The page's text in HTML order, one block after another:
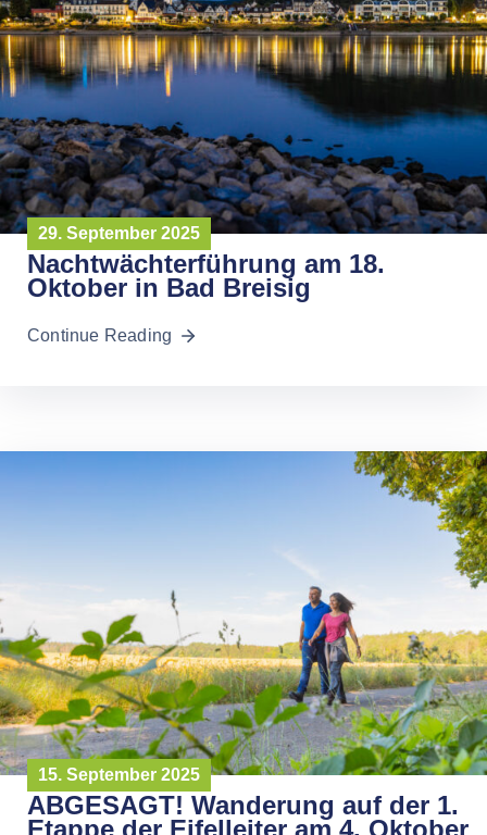
29. September 2025
Nachtwächterführung am 18.
Oktober in Bad Breisig
Continue Reading
15. September 2025
ABGESAGT! Wanderung auf der 1.
Etappe der Eifelleiter am 4. Oktober